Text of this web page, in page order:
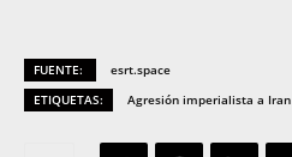
FUENTE:
esrt.space
ETIQUETAS:
Agresión imperialista a Iran